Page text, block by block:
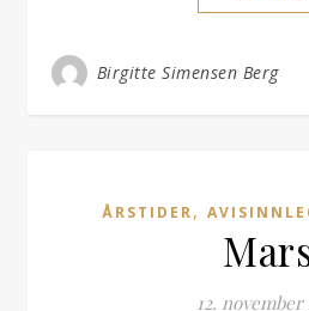
Birgitte Simensen Berg
ÅRSTIDER,
12. november